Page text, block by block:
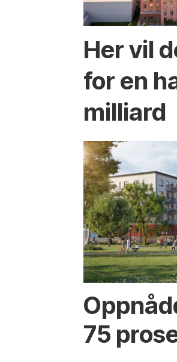
Her vil
for en
milliard
75